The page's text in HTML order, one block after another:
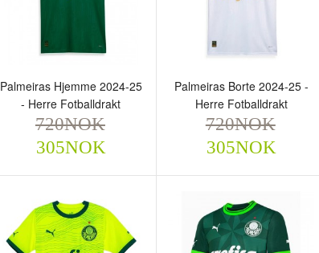
Palmeiras Hjemme 2024-
25 - Herre Fotballdrakt
720NOK 305NOK
Palmeiras Borte 2024-25 -
Herre Fotballdrakt
720NOK 305NOK
Palmeiras Hjemme 2024-25
- Herre Fotballdrakt
720NOK
305NOK
Palmeiras Borte 2024-25 -
Herre Fotballdrakt
720NOK
305NOK